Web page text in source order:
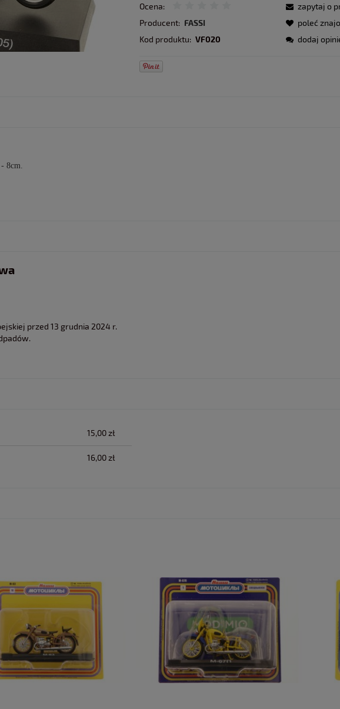
Ocena:
Producent: FASSI
Kod produktu: VF020
zapytaj o
poleć
dodaj
8cm.
przed 13 grudnia 2024 r.
15,00 zł
16,00 zł